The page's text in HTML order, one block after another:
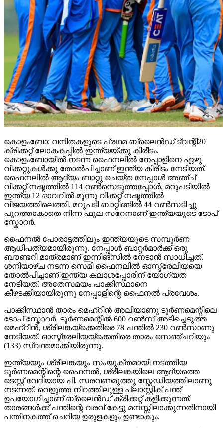
കൊളംബോ: വനിതകളുടെ പ്രഥമ ബ്ലൈൻഡ് ട്വന്റി20
ക്രിക്കറ്റ് ലോകകപ്പിൽ ഇന്ത്യയ്ക്കു കിരീടം.
കൊളംബോയിൽ നടന്ന ഫൈനലിൽ നേപ്പാളിനെ ഏഴു
വിക്കറ്റുകൾക്കു തോൽപിച്ചാണ് ഇന്ത്യ കിരീടം നേടിയത്.
ഫൈനലിൽ ആദ്യം ബാറ്റു ചെയ്ത നേപ്പാള്‍ അഞ്ച്
വിക്കറ്റ് നഷ്ടത്തിൽ 114 റൺസെടുത്തപ്പോൾ, മറുപടിയിൽ
ഇന്ത്യ 12 ഓവറില്‍ മൂന്നു വിക്കറ്റ് നഷ്ടത്തിൽ
വിജയത്തിലെത്തി. മറുപടി ബാറ്റിങ്ങിൽ 44 റൺസടിച്ചു
പുറത്താകാതെ നിന്ന ഫുല സറേനാണ് ഇന്ത്യയുടെ ടോപ്
സ്കോറർ.
ഫൈനൽ പോരാട്ടത്തിലും ഇന്ത്യയുടെ സമ്പൂർണ
ആധിപത്യമായിരുന്നു. നേപ്പാൾ ബാറ്റർമാർക്ക് ഒരു
ബൗണ്ടറി മാത്രമാണ് ഇന്നിങ്സിൽ നേടാൻ സാധിച്ചത്.
ശനിയാഴ്ച നടന്ന സെമി ഫൈനലിൽ ഓസ്ട്രേലിയയെ
തോൽപിച്ചാണ് ഇന്ത്യ കലാശപ്പോരിന് യോഗ്യത
നേടിയത്. അതേസമയം പാക്കിസ്ഥാനെ
കീഴടക്കിയായിരുന്നു നേപ്പാളിന്റെ ഫൈനൽ പ്രവേശം.
പാക്കിസ്ഥാൻ താരം മെഹ്റീൻ അലിയാണു ടൂർണമെന്റിലെ
ടോപ് സ്കോറർ. ടൂർണമെന്റിൽ 600 റൺസ് അടിച്ചെടുത്ത
മെഹ്റീൻ, ശ്രീലങ്കയ്ക്കെതിരെ 78 പന്തിൽ 230 റൺസാണു
നേടിയത്. ഓസ്ട്രേലിയയ്ക്കെതിരെ താരം സെഞ്ചറിയും
(133) സ്വന്തമാക്കിയിരുന്നു.
ഇന്ത്യയും ശ്രീലങ്കയും സംയുക്തമായി നടത്തിയ
ടൂർണമെന്റിന്റെ ഫൈനൽ, ശ്രീലങ്കയിലെ ആദ്യത്തെ
ടെസ്റ്റ് വേദിയായ പി. സരവണമുത്തു സ്റ്റേഡിയത്തിലാണു
നടന്നത്. വെളുത്ത നിറത്തിലുള്ള പ്ലാസ്റ്റിക് പന്ത്
ഉപയോഗിച്ചാണ് ബ്ലൈൻഡ് ക്രിക്കറ്റ് കളിക്കുന്നത്.
താരങ്ങൾക്ക് പന്തിന്റെ വരവ് കേട്ടു മനസ്സിലാക്കുന്നതിനായി
പന്തിനകത്ത് ചെറിയ ഉരുളകളും ഉണ്ടാകും.